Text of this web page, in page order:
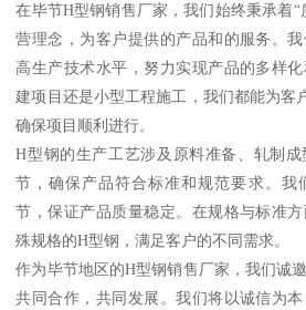
在毕节H型钢销售厂家，我们始终秉承着
营理念，为客户提供的产品和的服务。
高生产技术水平，努力实现产品的多样
建项目还是小型工程施工，我们都能为客
确保项目顺利进行。
H型钢的生产工艺涉及原料准备、轧制
节，确保产品符合标准和规范要求。我
节，保证产品质量稳定。在规格与标准
殊规格的H型钢，满足客户的不同需求。
作为毕节地区的H型钢销售厂家，我们诚
共同合作，共同发展。我们将以诚信为